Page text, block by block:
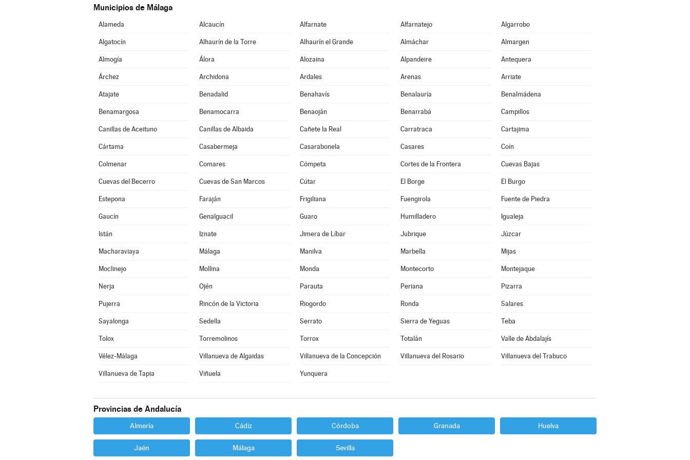
Municipios de Málaga
Alameda Alcaucín Alfarnate Alfarnatejo Algarrobo
Algatocín Alhaurín de la Torre Alhaurín el Grande Almáchar Almargen
Almogía Álora Alozaina Alpandeire Antequera
Árchez Archidona Ardales Arenas Arriate
Atajate Benadalid Benahavís Benalauría Benalmádena
Benamargosa Benamocarra Benaoján Benarrabá Campillos
Canillas de Aceituno Canillas de Albaida Cañete la Real Carratraca Cartajima
Cártama Casabermeja Casarabonela Casares Coín
Colmenar Comares Cómpeta Cortes de la Frontera Cuevas Bajas
Cuevas del Becerro Cuevas de San Marcos Cútar El Borge El Burgo
Estepona Faraján Frigiliana Fuengirola Fuente de Piedra
Gaucín Genalguacil Guaro Humilladero Igualeja
Istán Iznate Jimera de Líbar Jubrique Júzcar
Macharaviaya Málaga Manilva Marbella Mijas
Moclinejo Mollina Monda Montecorto Montejaque
Nerja Ojén Parauta Periana Pizarra
Pujerra Rincón de la Victoria Riogordo Ronda Salares
Sayalonga Sedella Serrato Sierra de Yeguas Teba
Tolox Torremolinos Torrox Totalán Valle de Abdalajís
Vélez-Málaga Villanueva de Algaidas Villanueva de la Concepción Villanueva del Rosario Villanueva del Trabuco
Villanueva de Tapia Viñuela Yunquera
Provincias de Andalucía
Almería Cádiz Córdoba Granada Huelva
Jaén Málaga Sevilla